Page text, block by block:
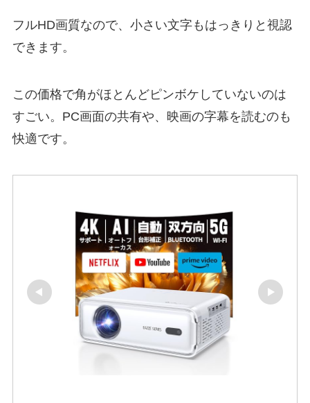
フルHD画質なので、小さい文字もはっきりと視認
できます。
この価格で角がほとんどピンボケしていないのは
すごい。PC画面の共有や、映画の字幕を読むのも
快適です。